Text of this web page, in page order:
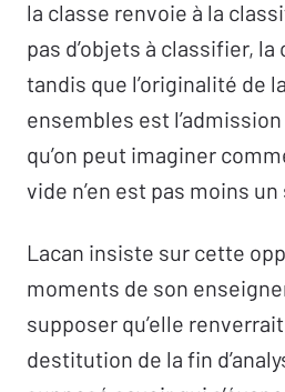
la classe renvoie à la
pas d’objets à classifier, la
tandis que l’originalité de
ensembles est
qu’on peut imaginer
vide n’en est pas moins un
Lacan insiste sur cette
moments de son
supposer qu’elle
destitution de la fin